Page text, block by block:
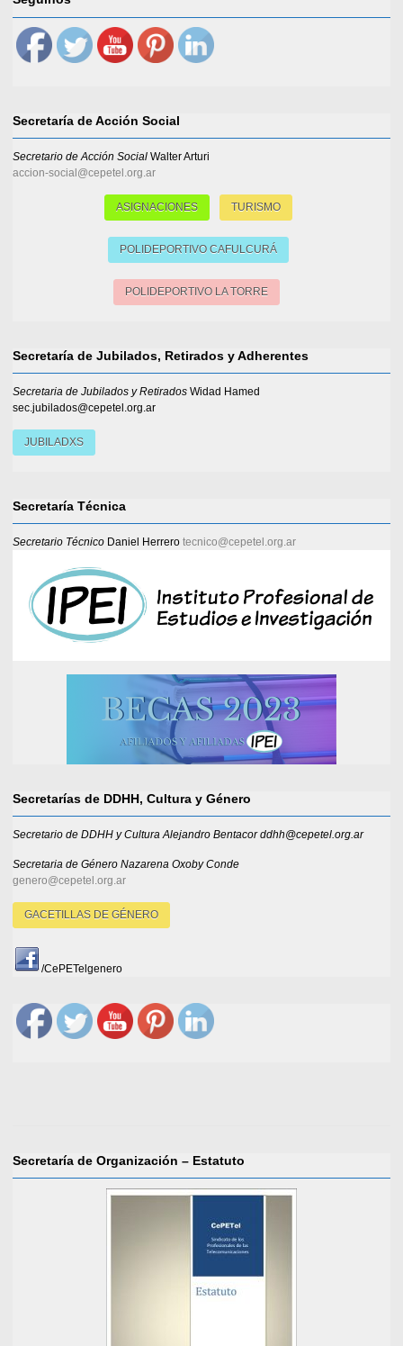
Secretaría de Acción Social
Secretario de Acción Social Walter Arturi
accion-social@cepetel.org.ar
ASIGNACIONES TURISMO
POLIDEPORTIVO CAFULCURÁ
POLIDEPORTIVO LA TORRE
Secretaría de Jubilados, Retirados y Adherentes
Secretaria de Jubilados y Retirados Widad Hamed
sec.jubilados@cepetel.org.ar
JUBILADXS
Secretaría Técnica
Secretario Técnico Daniel Herrero tecnico@cepetel.org.ar
Secretarías de DDHH, Cultura y Género
Secretario de DDHH y Cultura Alejandro Bentacor ddhh@cepetel.org.ar
Secretaria de Género Nazarena Oxoby Conde
genero@cepetel.org.ar
GACETILLAS DE GÉNERO
/CePETelgenero
Secretaría de Organización – Estatuto